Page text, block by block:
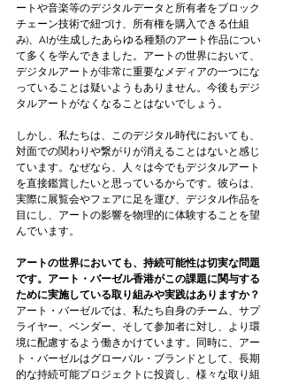
ートや音楽等のデジタルデータと所有者をブロック
チェーン技術で紐づけ、所有権を購入できる仕組
み)、AIが生成したあらゆる種類のアート作品につい
て多くを学んできました。アートの世界において、
デジタルアートが非常に重要なメディアの一つにな
っていることは疑いようもありません。今後もデジ
タルアートがなくなることはないでしょう。
しかし、私たちは、このデジタル時代においても、
対面での関わりや繋がりが消えることはないと感じ
ています。なぜなら、人々は今でもデジタルアート
を直接鑑賞したいと思っているからです。彼らは、
実際に展覧会やフェアに足を運び、デジタル作品を
目にし、アートの影響を物理的に体験することを望
んでいます。
アートの世界においても、持続可能性は切実な問題
です。アート・バーゼル香港がこの課題に関与する
ために実施している取り組みや実践はありますか？
アート・バーゼルでは、私たち自身のチーム、サプ
ライヤー、ベンダー、そして参加者に対し、より環
境に配慮するよう働きかけています。同時に、アー
ト・バーゼルはグローバル・ブランドとして、長期
的な持続可能プロジェクトに投資し、様々な取り組